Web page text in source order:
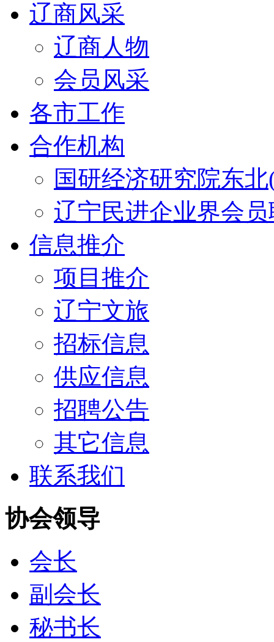
辽商风采
辽商人物
会员风采
各市工作
合作机构
国研经济研究院东
辽宁民进企业界会
信息推介
项目推介
辽宁文旅
招标信息
供应信息
招聘公告
其它信息
联系我们
协会领导
会长
副会长
秘书长